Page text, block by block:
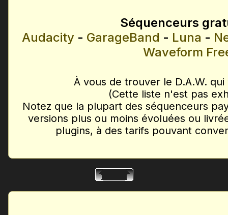
Séquenceurs
Audacity - GarageBand - Luna -
Waveform
À vous de trouver le D.A.W.
(Cette liste n'est pas
Notez que la plupart des séquenceurs
versions plus ou moins évoluées ou
plugins, à des tarifs pouvant